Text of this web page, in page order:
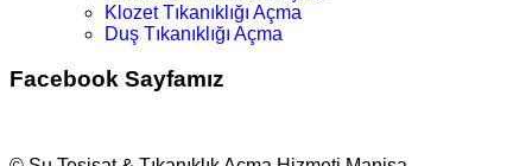
Klozet Tıkanıklığı Açma
Duş Tıkanıklığı Açma
Facebook Sayfamız